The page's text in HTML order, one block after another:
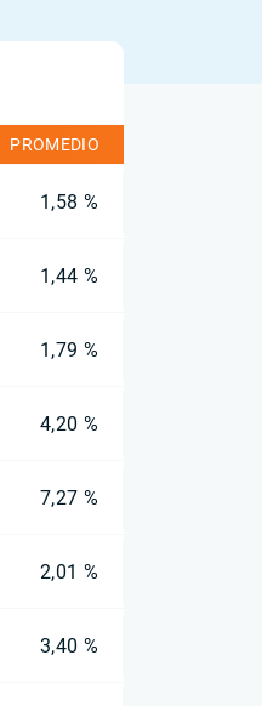
PROMEDIO
1,58 %
1,44 %
1,79 %
4,20 %
7,27 %
2,01 %
3,40 %